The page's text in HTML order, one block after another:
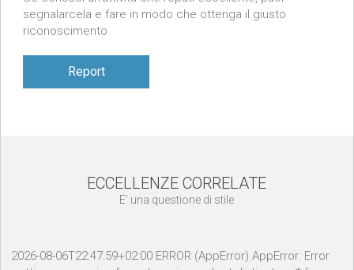
segnalarcela e fare in modo che ottenga il giusto
riconoscimento
Report
ECCELLENZE CORRELATE
E’ una questione di stile
2026-08-06T22:47:59+02:00 ERROR (AppError) AppError: Error